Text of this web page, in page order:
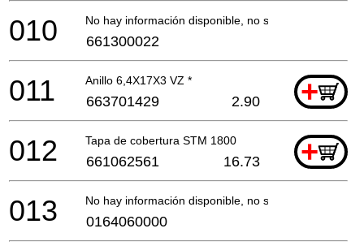
No hay información disponible, no se puede pedir
010 661300022
Anillo 6,4X17X3 VZ * +
011 663701429 2.90
Tapa de cobertura STM 1800 +
012 661062561 16.73
No hay información disponible, no se puede pedir
013 0164060000